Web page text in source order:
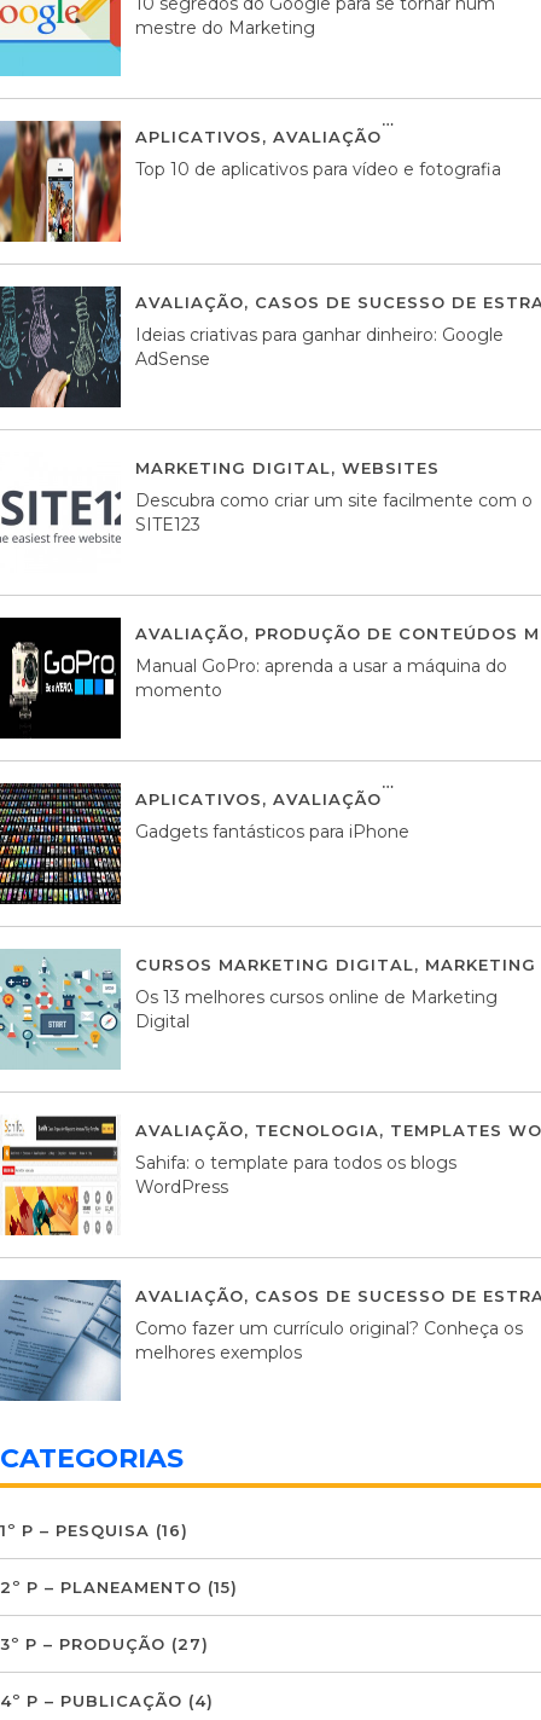
mestre do Marketing
APLICATIVOS, AVALIAÇÃO
Top 10 de aplicativos para vídeo e fotografia
AVALIAÇÃO, CASOS DE SUCESSO DE
Ideias criativas para ganhar dinheiro: Google
AdSense
MARKETING DIGITAL, WEBSITES
Descubra como criar um site facilmente com o
SITE123
AVALIAÇÃO, PRODUÇÃO DE CONTEÚDOS
Manual GoPro: aprenda a usar a máquina do
momento
APLICATIVOS, AVALIAÇÃO
Gadgets fantásticos para iPhone
CURSOS MARKETING DIGITAL,
Os 13 melhores cursos online de Marketing
Digital
AVALIAÇÃO, TECNOLOGIA, TEMPLATES
Sahifa: o template para todos os blogs
WordPress
AVALIAÇÃO, CASOS DE SUCESSO DE
Como fazer um currículo original? Conheça os
melhores exemplos
CATEGORIAS
1º P – PESQUISA (16)
2º P – PLANEAMENTO (15)
3º P – PRODUÇÃO (27)
4º P – PUBLICAÇÃO (4)